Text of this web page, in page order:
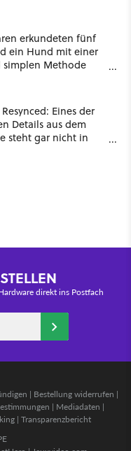
erkundeten fünf
ein Hund mit einer
simplen Methode
Eines der
Details aus dem
steht gar nicht in
direkt ins Postfach
| Bestellung widerrufen |
| Mediadaten |
| Transparenzbericht